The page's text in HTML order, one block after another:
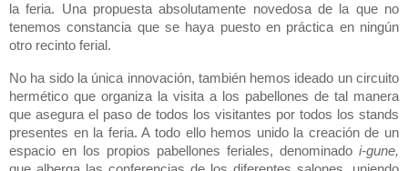
la feria. Unapropuesta absolutamente novedosa de la que no
tenemos constancia que se haya puesto en práctica en ningún
otro recinto ferial.
No ha sido la única innovación, también hemos ideado un circuito
hermético que organiza la visita a los pabellones de tal manera
que asegura el paso de todos los visitantes por todos los stands
presentes en la feria. Atodo ello hemos unido la creación de un
espacio en los propios pabellones feriales, denominado i-gune,